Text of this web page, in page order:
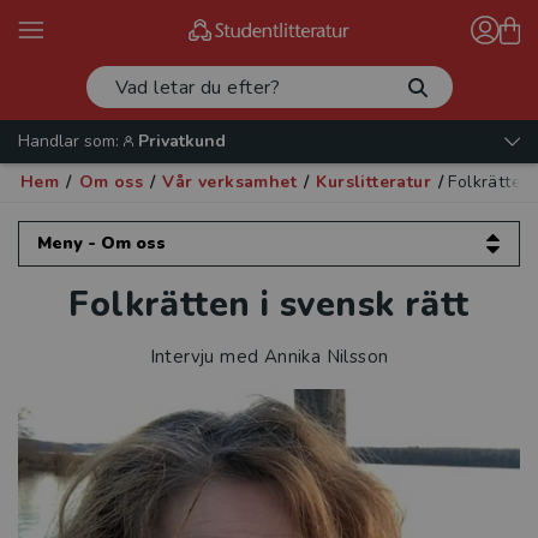
Handlar som:
Privatkund
Hem / Om oss / Vår verksamhet / Kurslitteratur / Folkrätten
Meny - Om oss
Om oss
Kontakta oss
Vår verksamhet
Läromedel
Kurslitteratur
Folkrätten i svensk rätt
Intervju med Annika Nilsson